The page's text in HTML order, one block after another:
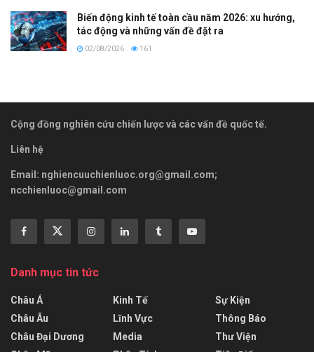
Biến động kinh tế toàn cầu năm 2026: xu hướng,
tác động và những vấn đề đặt ra
02/08/2026 161
Cộng đồng nghiên cứu chiến lược và các vấn đề quốc tế.
Liên hệ
Email: nghiencuuchienluoc.org@gmail.com;
ncchienluoc@gmail.com
Danh mục tin tức
Châu Á
Châu Âu
Châu Đại Dương
Kinh Tế
Lĩnh Vực
Media
Sự Kiện
Thông Báo
Thư Viện